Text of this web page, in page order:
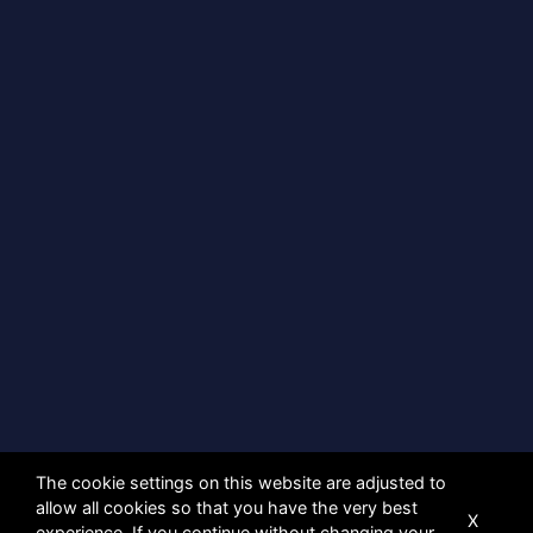
The cookie settings on this website are adjusted to
allow all cookies so that you have the very best
X